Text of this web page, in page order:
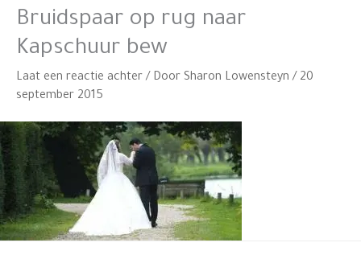
Bruidspaar op rug naar
Kapschuur bew
Laat een reactie achter / Door Sharon Lowensteyn / 20
september 2015